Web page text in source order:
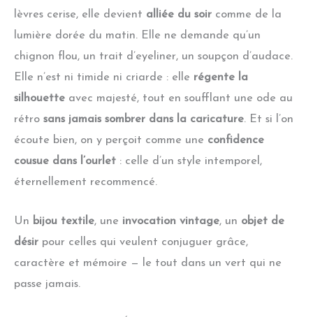
lèvres cerise, elle devient alliée du soir comme de la
lumière dorée du matin. Elle ne demande qu’un
chignon flou, un trait d’eyeliner, un soupçon d’audace.
Elle n’est ni timide ni criarde : elle régente la
silhouette avec majesté, tout en soufflant une ode au
rétro sans jamais sombrer dans la caricature. Et si l’on
écoute bien, on y perçoit comme une confidence
cousue dans l’ourlet : celle d’un style intemporel,
éternellement recommencé.
Un bijou textile, une invocation vintage, un objet de
désir pour celles qui veulent conjuguer grâce,
caractère et mémoire — le tout dans un vert qui ne
passe jamais.